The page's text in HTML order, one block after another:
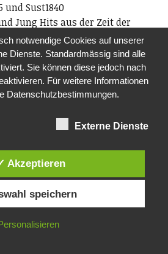
und Sust1840
Jung Hits aus der Zeit der
bis 1980ʻs und laden Euch
CHF 20.- (epochengerecht in
1840, Seestrasse 90, Wädenswil
und Senioren
Anmeldung an
88 52 oder per E-Mail:
Kirchgemeindehaus
75, Richterswil
notwendige Cookies auf unserer
Dienste. Standardmässig sind alle
Sie können diese jedoch nach
Für weitere Informationen
Datenschutzbestimmungen.
Externe Dienste
Akzeptieren
speichern